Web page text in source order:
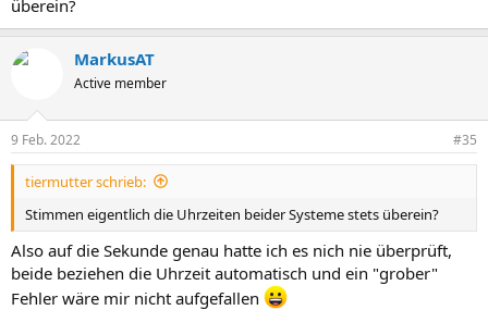
überein?
MarkusAT
Active member
9 Feb. 2022 #35
tiermutter schrieb:
Stimmen eigentlich die Uhrzeiten beider Systeme stets überein?
Also auf die Sekunde genau hatte ich es nich nie überprüft,
beide beziehen die Uhrzeit automatisch und ein "grober"
Fehler wäre mir nicht aufgefallen